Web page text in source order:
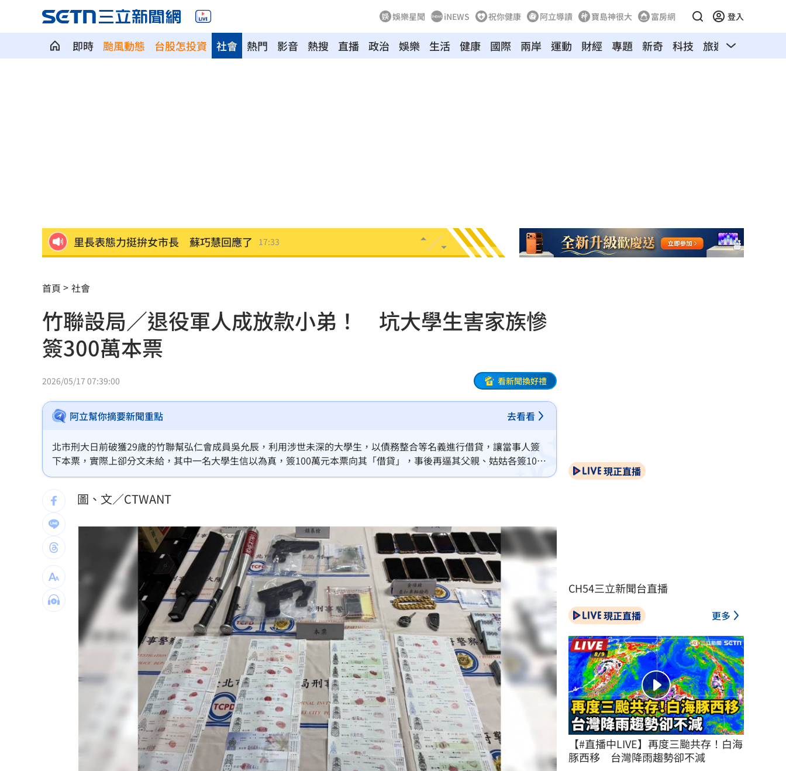
娛樂星聞 iNEWS 祝你健康 阿立導讀 寶島神很大 富房網 登入
即時 颱風動態 台股怎投資 熱門 影音 熱搜 直播 政治
社會 娛樂 生活 健康 國際 兩岸 運動 財經 專題 新奇 科技 旅遊 汽車
里長表態力挺拚女市長 蘇巧慧回應了 17:33
燒臘店被砸！背後驚爆千金感情風暴
藍扯蘇巧慧不給里長講話 卓冠廷發聲打臉 17:28
11縣市明停水！「最長11小時」影響範圍曝
新／貨車掉落多枚105砲彈！卡台13線水溝
12歲台生陳鈞甯 獲德青少年鋼琴大賽冠軍 17:25
DRAM供需吃緊到2030年！高盛說話了 17:20
熊本賑災 福岡佛光山攜物資馳援八代市 17:11
狂風暴雨吹走內褲！陳世軒神回笑翻網友 17:10
海水倒灌基隆愛四路積水 謝國樑研議補償 17:06
越花俏越危險！便宜手機殼遭爆苯超標百倍 17:04
台灣彩券開獎直播中 20:31
LIVE三立+24小時直播 15:27
三立iNEWS新聞台線上直播 18:00
商場戰國來臨 台中「頂奢大道」逐漸成形 12:00
台彩父親節推新刮刮樂千萬頭獎超「爸」氣 12:00
首頁 社會
竹聯設局／退役軍人成放款小弟！ 坑大學生害家族慘
簽300萬本票
2026/05/17 07:39:00 看新聞換好禮
阿立幫你摘要新聞重點 去看看
北市刑大日前破獲29歲的竹聯幫弘仁會成員吳允辰，利用涉世未深的大學生，以債務整合等名義進行借貸，讓當事人簽
下本票，實際上卻分文未給，其中一名大學生信以為真，簽100萬元本票向其「借貸」，事後再逼其父親、姑姑各簽100
萬元本票，共簽300萬元本票。儘管被害人多次報警，卻因「民事糾紛」不了了之，其中涉案成員中還疑似有退役軍人涉
案，而遭警方查扣的本票就高達2、300張，總價值至少7千萬元。
圖、文／CTWANT
現正直播
CH54三立新聞台直播
現正直播 更多
【#直播中LIVE】再度三颱共存！白海
豚西移　台灣降雨趨勢卻不減